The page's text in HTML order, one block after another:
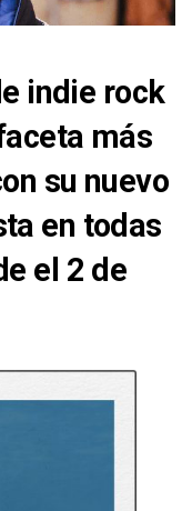
indie rock
más
su nuevo
en todas
el 2 de